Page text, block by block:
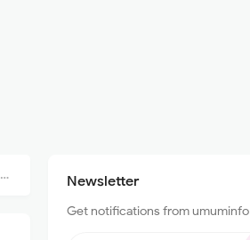
Newsletter
Get notifications from umuminfo